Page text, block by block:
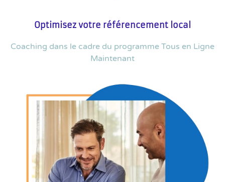
Optimisez votre référencement local
Coaching dans le cadre du programme Tous en Ligne
Maintenant